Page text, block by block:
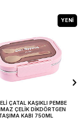
YENI
ÇATAL KAŞIKLI PEMBE
ÇELİK DİKDÖRTGEN
KABI 750ML